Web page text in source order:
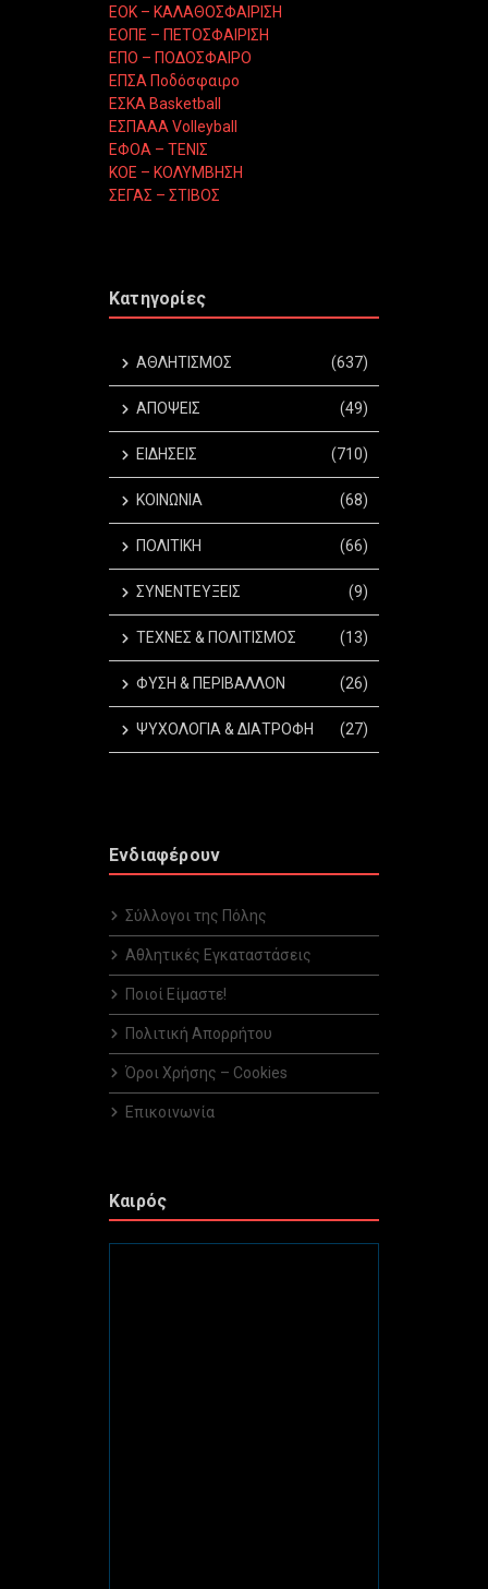
ΕΟΚ – ΚΑΛΑΘΟΣΦΑΙΡΙΣΗ
ΕΟΠΕ – ΠΕΤΟΣΦΑΙΡΙΣΗ
ΕΠΟ – ΠΟΔΟΣΦΑΙΡΟ
ΕΠΣΑ Ποδόσφαιρο
ΕΣΚΑ Basketball
ΕΣΠΑΑΑ Volleyball
ΕΦΟΑ – ΤΕΝΙΣ
ΚΟΕ – ΚΟΛΥΜΒΗΣΗ
ΣΕΓΑΣ – ΣΤΙΒΟΣ
Κατηγορίες
ΑΘΛΗΤΙΣΜΟΣ (637)
ΑΠΟΨΕΙΣ (49)
ΕΙΔΗΣΕΙΣ (710)
ΚΟΙΝΩΝΙΑ (68)
ΠΟΛΙΤΙΚΗ (66)
ΣΥΝΕΝΤΕΥΞΕΙΣ (9)
ΤΕΧΝΕΣ & ΠΟΛΙΤΙΣΜΟΣ (13)
ΦΥΣΗ & ΠΕΡΙΒΑΛΛΟΝ (26)
ΨΥΧΟΛΟΓΙΑ & ΔΙΑΤΡΟΦΗ (27)
Ενδιαφέρουν
Σύλλογοι της Πόλης
Αθλητικές Εγκαταστάσεις
Ποιοί Είμαστε!
Πολιτική Απορρήτου
Όροι Χρήσης – Cookies
Επικοινωνία
Καιρός